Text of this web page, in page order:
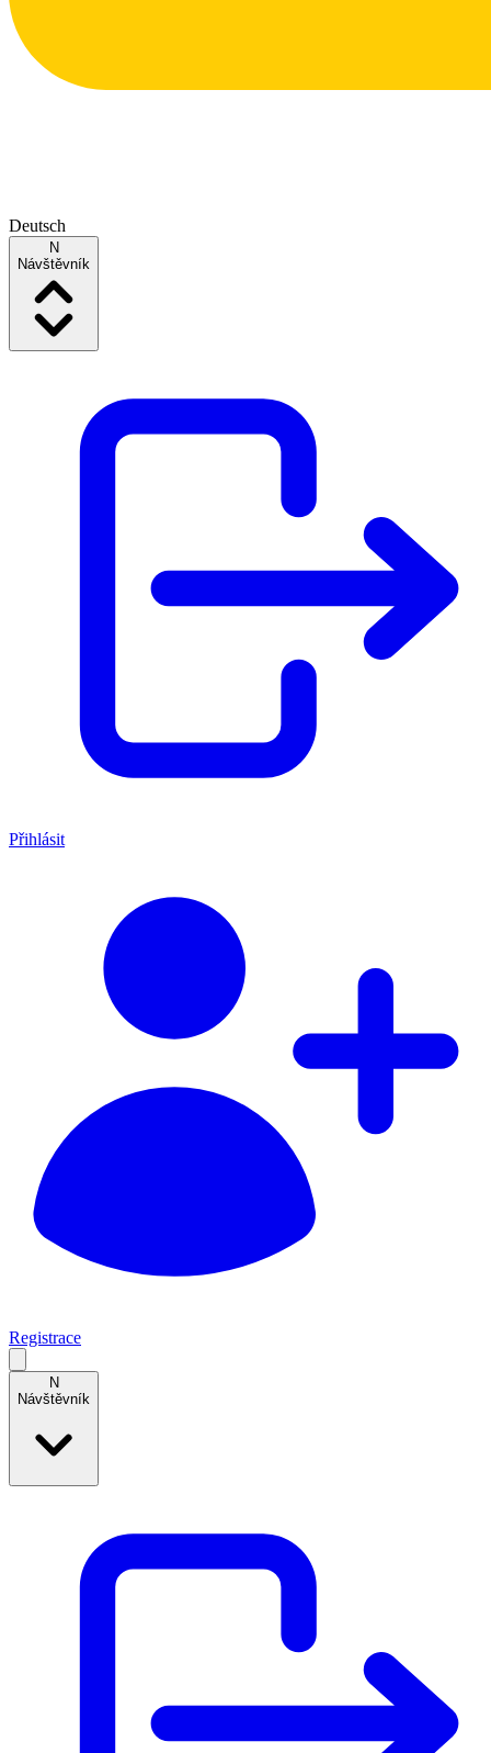
Deutsch
N
Návštěvník
Přihlásit
Registrace
N
Návštěvník